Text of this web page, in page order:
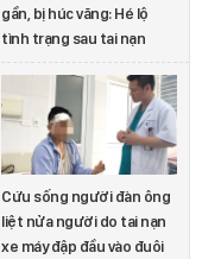
gần, bị húc văng: Hé lộ
tình trạng sau tai nạn
Cứu sống người đàn ông
liệt nửa người do tai nạn
xe máy đập đầu vào đuôi